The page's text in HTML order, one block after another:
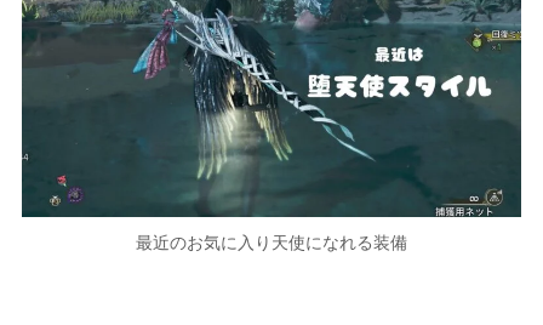
最近のお気に入り天使になれる装備